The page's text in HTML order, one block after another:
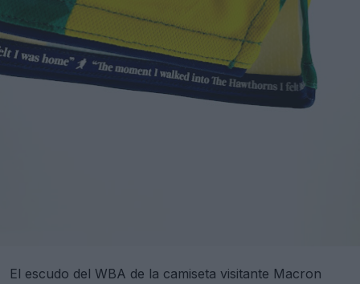
El escudo del WBA de la camiseta visitante Macron